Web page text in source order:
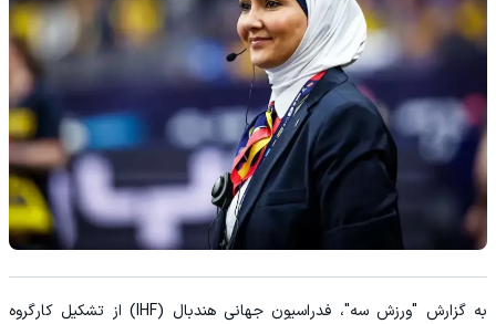
به گزارش "ورزش سه"، فدراسیون جهانی هندبال (IHF) از تشکیل کارگروه